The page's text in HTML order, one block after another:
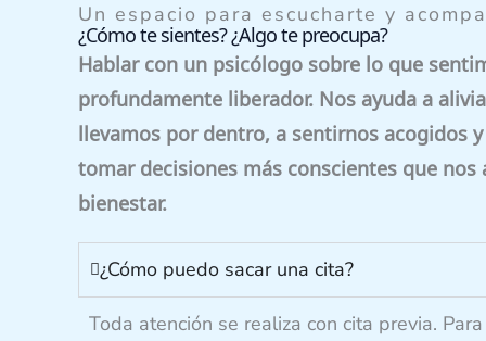
Un espacio para escucharte y
¿Cómo te sientes? ¿Algo te preocupa?
Hablar con un psicólogo sobre lo que
profundamente liberador. Nos ayuda a
llevamos por dentro, a sentirnos acogidos
tomar decisiones más conscientes que nos
bienestar.
¿Cómo puedo sacar una cita?
Toda atención se realiza con cita previa.